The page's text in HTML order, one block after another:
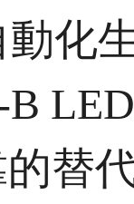
化
替